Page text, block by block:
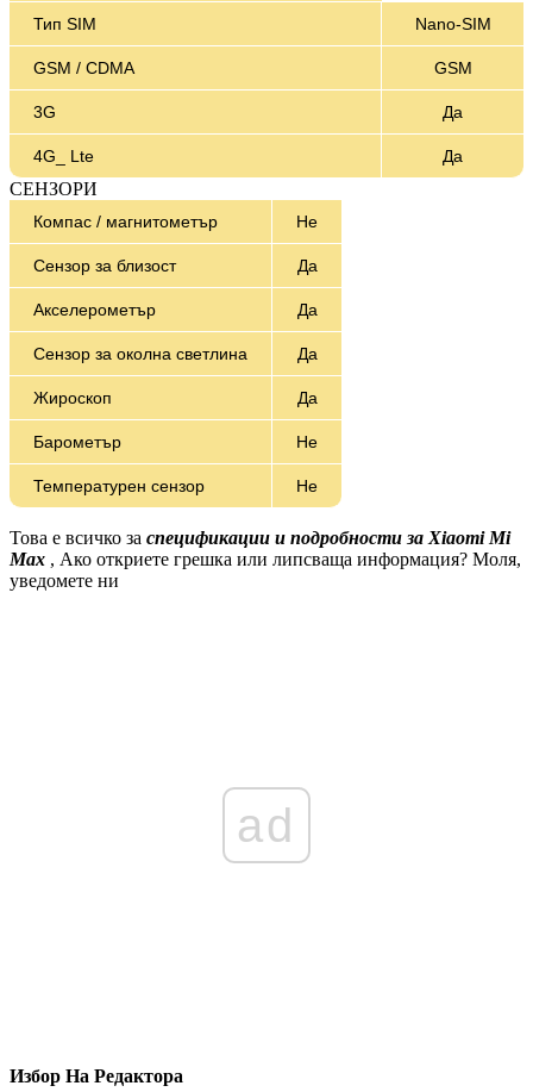
Тип SIM Nano-SIM
GSM / CDMA GSM
3G Да
4G_ Lte Да
СЕНЗОРИ
Компас / магнитометър Не
Сензор за близост Да
Акселерометър Да
Сензор за околна светлина Да
Жироскоп Да
Барометър Не
Температурен сензор Не
Това е всичко за спецификации и подробности за Xiaomi Mi
Max , Ако откриете грешка или липсваща информация? Моля,
уведомете ни
ad
Избор На Редактора